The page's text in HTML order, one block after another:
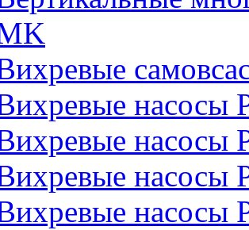
насосы
насосы
насосы
насосы